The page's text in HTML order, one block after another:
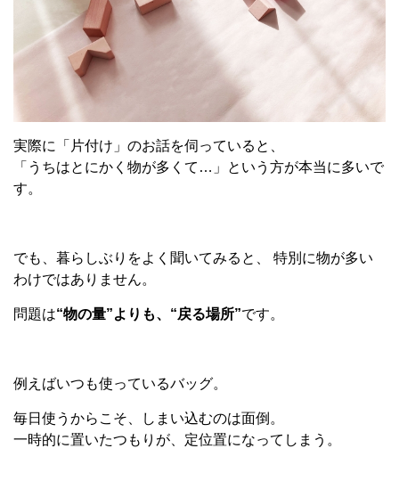
実際に「片付け」のお話を伺っていると、
「うちはとにかく物が多くて … 」という方が本当に多いで
す。
でも、暮らしぶりをよく聞いてみると、 特別に物が多い
わけではありません。
問題は“物の量”よりも、 “戻る場所”です。
例えばいつも使っているバッグ。
毎日使うからこそ、しまい込むのは面倒。
一時的に置いたつもりが、定位置になってしまう。